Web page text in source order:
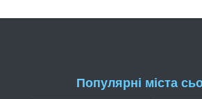
Популярні міста